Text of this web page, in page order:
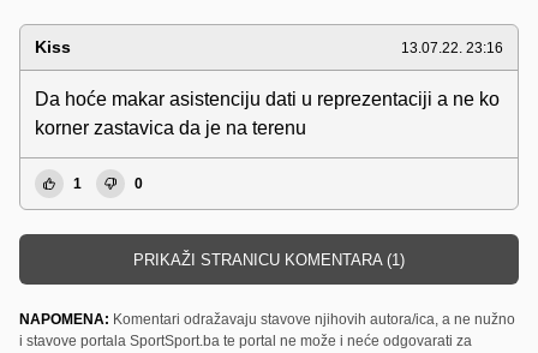
Kiss 13.07.22. 23:16
Da hoće makar asistenciju dati u reprezentaciji a ne ko
korner zastavica da je na terenu
1 0
PRIKAŽI STRANICU KOMENTARA (1)
NAPOMENA: Komentari odražavaju stavove njihovih autora/ica, a ne nužno
i stavove portala SportSport.ba te portal ne može i neće odgovarati za